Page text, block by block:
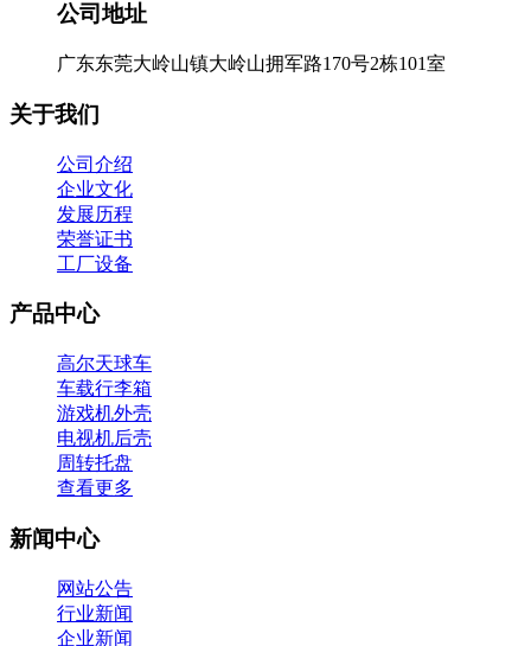
公司地址
广东东莞大岭山镇大岭山拥军路170号2栋101室
关于我们
公司介绍
企业文化
发展历程
荣誉证书
工厂设备
产品中心
高尔天球车
车载行李箱
游戏机外壳
电视机后壳
周转托盘
查看更多
新闻中心
网站公告
行业新闻
企业新闻